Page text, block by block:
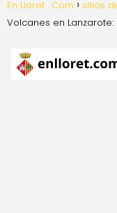
En Lloret . Com sitios
Volcanes en